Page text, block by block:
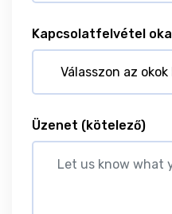
Kapcsolatfelvétel oka
Üzenet (kötelező)